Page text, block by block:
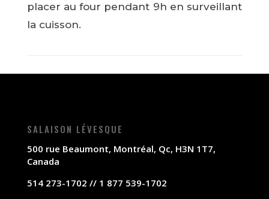
placer au four pendant 9h en surveillant
la cuisson.
SALAISON LÉVESQUE
500 rue Beaumont, Montréal, Qc, H3N 1T7,
Canada
514 273-1702 // 1 877 539-1702